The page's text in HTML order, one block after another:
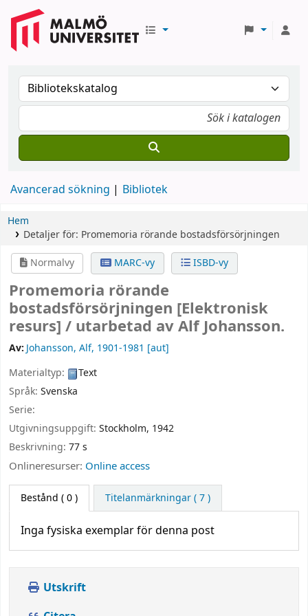
Avancerad sökning Bibliotek
Hem
Detaljer för: Promemoria rörande bostadsförsörjningen
Normalvy
MARC-vy ISBD-vy
Promemoria rörande
bostadsförsörjningen [Elektronisk
resurs] / utarbetad av Alf Johansson.
Av:Johansson, Alf, 1901-1981 [aut]
Materialtyp:
Text
Språk: Svenska
Serie:
Utgivningsuppgift: Stockholm, 1942
Beskrivning: 77 s
Onlineresurser: Online access
Bestånd ( 0 ) Titelanmärkningar ( 7 )
Inga fysiska exemplar för denna post
Utskrift